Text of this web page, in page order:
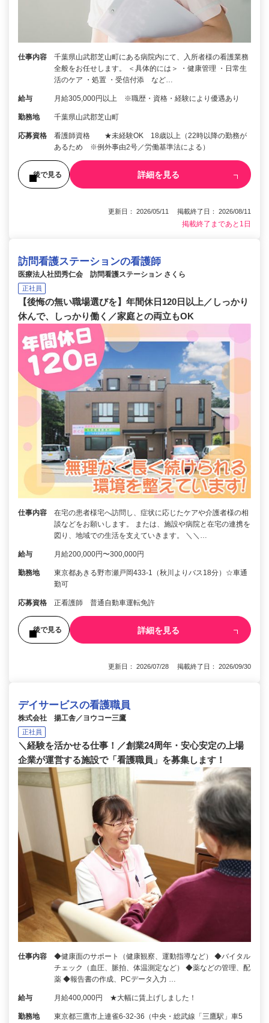
仕事内容
千葉県山武郡芝山町にある病院内にて、入所者様の看護業務
全般をお任せします。 ＜具体的には＞ ・健康管理 ・日常生
活のケア ・処置 ・受信付添 など…
給与 月給305,000円以上 ※職歴・資格・経験により優遇あり
勤務地 千葉県山武郡芝山町
応募資格
看護師資格 ★未経験OK 18歳以上（22時以降の勤務が
あるため ※例外事由2号／労働基準法による）
後で見る 詳細を見る
更新日： 2026/05/11 掲載終了日： 2026/08/11
掲載終了まであと1日
訪問看護ステーションの看護師
医療法人社団秀仁会 訪問看護ステーション さくら
正社員
【後悔の無い職場選びを】年間休日120日以上／しっかり
休んで、しっかり働く／家庭との両立もOK
仕事内容
在宅の患者様宅へ訪問し、症状に応じたケアや介護者様の相
談などをお願いします。 または、施設や病院と在宅の連携を
図り、地域での生活を支えていきます。 ＼＼…
給与 月給200,000円〜300,000円
勤務地
東京都あきる野市瀬戸岡433-1（秋川よりバス18分）☆車通
勤可
応募資格 正看護師 普通自動車運転免許
後で見る 詳細を見る
更新日： 2026/07/28 掲載終了日： 2026/09/30
デイサービスの看護職員
株式会社 揚工舎／ヨウコー三鷹
正社員
＼経験を活かせる仕事！／創業24周年・安心安定の上場
企業が運営する施設で「看護職員」を募集します！
仕事内容
◆健康面のサポート（健康観察、運動指導など） ◆バイタル
チェック（血圧、脈拍、体温測定など） ◆薬などの管理、配
薬 ◆報告書の作成、PCデータ入力 …
給与 月給400,000円 ★大幅に賃上げしました！
勤務地
東京都三鷹市上連雀6-32-36（中央・総武線「三鷹駅」車5